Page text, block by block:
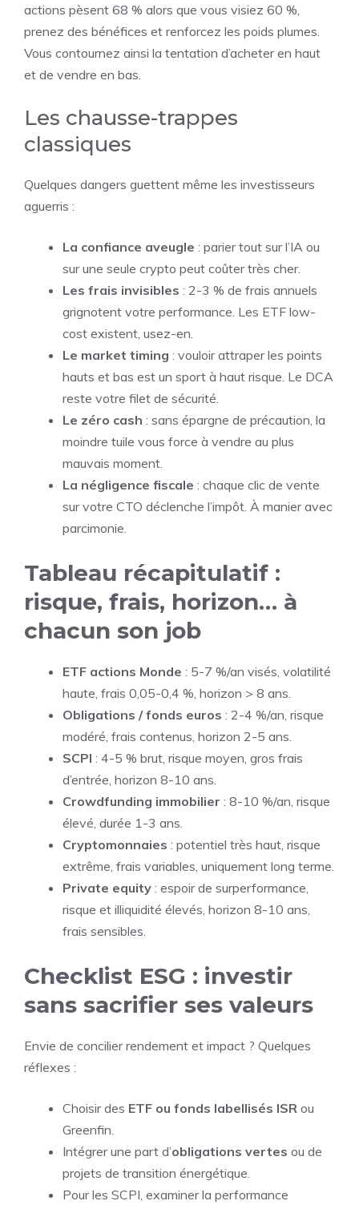
actions pèsent 68 % alors que vous visiez 60 %,
prenez des bénéfices et renforcez les poids plumes.
Vous contournez ainsi la tentation d’acheter en haut
et de vendre en bas.
Les chausse-trappes
classiques
Quelques dangers guettent même les investisseurs
aguerris :
La confiance aveugle : parier tout sur l’IA ou
sur une seule crypto peut coûter très cher.
Les frais invisibles : 2-3 % de frais annuels
grignotent votre performance. Les ETF low-
cost existent, usez-en.
Le market timing : vouloir attraper les points
hauts et bas est un sport à haut risque. Le DCA
reste votre filet de sécurité.
Le zéro cash : sans épargne de précaution, la
moindre tuile vous force à vendre au plus
mauvais moment.
La négligence fiscale : chaque clic de vente
sur votre CTO déclenche l’impôt. À manier avec
parcimonie.
Tableau récapitulatif :
risque, frais, horizon… à
chacun son job
ETF actions Monde : 5-7 %/an visés, volatilité
haute, frais 0,05-0,4 %, horizon > 8 ans.
Obligations / fonds euros : 2-4 %/an, risque
modéré, frais contenus, horizon 2-5 ans.
SCPI : 4-5 % brut, risque moyen, gros frais
d’entrée, horizon 8-10 ans.
Crowdfunding immobilier : 8-10 %/an, risque
élevé, durée 1-3 ans.
Cryptomonnaies : potentiel très haut, risque
extrême, frais variables, uniquement long terme.
Private equity : espoir de surperformance,
risque et illiquidité élevés, horizon 8-10 ans,
frais sensibles.
Checklist ESG : investir
sans sacrifier ses valeurs
Envie de concilier rendement et impact ? Quelques
réflexes :
Choisir des ETF ou fonds labellisés ISR ou
Greenfin.
Intégrer une part d’obligations vertes ou de
projets de transition énergétique.
Pour les SCPI, examiner la performance